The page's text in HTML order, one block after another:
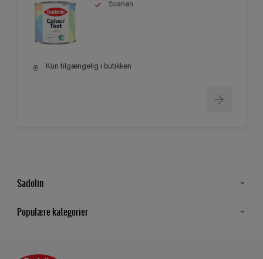
Svanen
Kun tilgængelig i butikken
Sadolin
Populære kategorier